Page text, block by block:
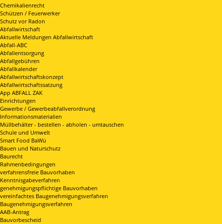
Chemikalienrecht
Schützen / Feuerwerker
Schutz vor Radon
Abfallwirtschaft
Aktuelle Meldungen Abfallwirtschaft
Abfall-ABC
Abfallentsorgung
Abfallgebühren
Abfallkalender
Abfallwirtschaftskonzept
Abfallwirtschaftssatzung
App ABFALL ZAK
Einrichtungen
Gewerbe / Gewerbeabfallverordnung
Informationsmaterialien
Müllbehälter - bestellen - abholen - umtauschen
Schule und Umwelt
Smart Food BaWü
Bauen und Naturschutz
Baurecht
Rahmenbedingungen
verfahrensfreie Bauvorhaben
Kenntnisgabeverfahren
genehmigungspflichtige Bauvorhaben
vereinfachtes Baugenehmigungsverfahren
Baugenehmigungsverfahren
AAB-Antrag
Bauvorbescheid